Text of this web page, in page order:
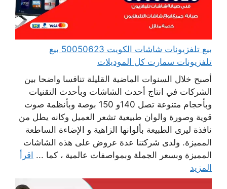
بيع تلفزيونات شاشات الكويت 50050623 بيع
تلفزيونات سمارت كل الموديلات
أصبح خلال السنوات الماضية القليلة تنافسا واضحا بين
الشركات في انتاج أحدث الشاشات وبأحدث التقنيات
وبأحجام متنوعة تصل 140و 150 بوصة وبأنظمة صوت
قوية وصورة والوان طبيعية تشعر العميل وكانه يطل من
نافذة ليرى الطبيعة بألوانها الزاهية و الإضاءة الساطعة
المميزة. ولدى شركتنا عدة عروض على هذه الشاشات
المميزة وبسعر الجملة وبمواصفات عالمية ، كما ... اقرأ
المزيد